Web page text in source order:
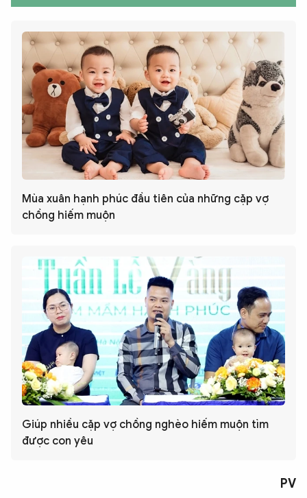
Mùa xuân hạnh phúc đầu tiên của những cặp vợ
chồng hiếm muộn
Giúp nhiều cặp vợ chồng nghèo hiếm muộn tìm
được con yêu
PV